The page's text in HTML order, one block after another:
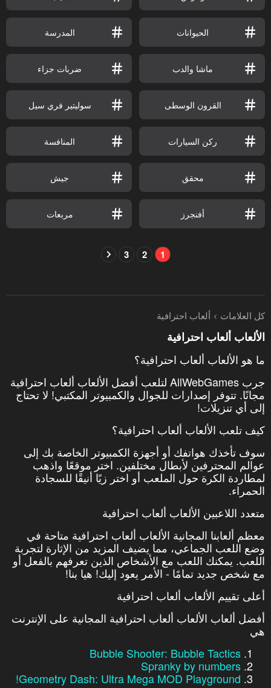
الحيوانات المدرسة
ماشا والدب ضربات جزاء
القرون الوسطى سوليتير فري سيل
ركن السيارات المنافسة
محقق جيش
أفنجرز مربعات
1
2
3
كل العلامات ألعاب احترافية
الألعاب ألعاب احترافية
ما هو الألعاب ألعاب احترافية؟
جرب AllWebGames لتلعب أفضل الألعاب ألعاب احترافية
مجانًا. تتوفر إصدارات للجوال والكمبيوتر المكتبي! لا تحتاج
إلى أي تنزيلات!
كيف تلعب الألعاب ألعاب احترافية؟
سوف تأخذك هواتفك أو أجهزة الكمبيوتر الخاصة بك إلى
عوالم المحترفين لأبطال مختلفين. اختر موقعًا واذهب
لمطاردة الكرة حول الملعب أو اختر زيًا أنيقًا للسجادة
الحمراء.
متعدد اللاعبين الألعاب ألعاب احترافية
معظم ألعابنا المجانية الألعاب ألعاب احترافية متاحة في
وضع اللعب الجماعي، مما يضيف المزيد من الإثارة لتجربة
اللعب. يمكنك اللعب مع الأشخاص الذين تعرفهم بالفعل أو
مع شخص جديد تمامًا - الأمر يعود إليك! هيا بنا!
أعلى تقييم الألعاب ألعاب احترافية
أفضل ألعاب الألعاب ألعاب احترافية المجانية على الإنترنت
هي
Bubble Shooter: Bubble Tactics
Spranky by numbers
Geometry Dash: Ultra Mega MOD Playground!